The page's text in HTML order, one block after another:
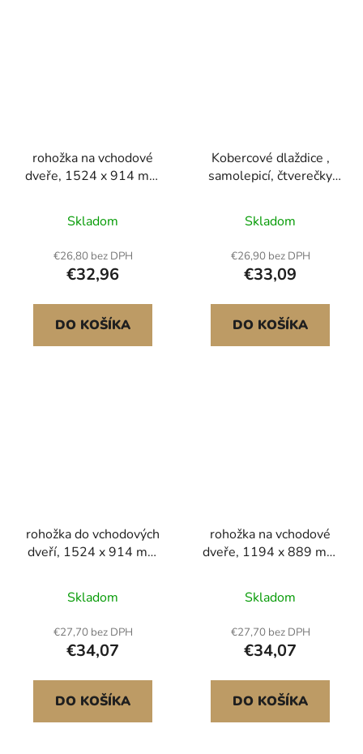
rohožka na vchodové
dveře, 1524 x 914 mm
rohož pro vnitřní i
venkovní použití,
stylový pruhovaný
průmyslový koberec s
PVC podkladem, odolný
pratelný vstupní
koberec do chodby, na
Skladom
€26,80 bez DPH
€32,96
DO KOŠÍKA
Kobercové dlaždice ,
samolepicí, čtverečky
polstrované kobercové
dlaždice, snadná
instalace DIY do ložnice,
obývacího pokoje,
interiéru, exteriéru (10
dlaždic, tmavě hnědé)
Skladom
€26,90 bez DPH
€33,09
DO KOŠÍKA
rohožka do vchodových
dveří, 1524 x 914 mm
vnitřní i venkovní
použití, průmyslový
vstupní koberec s PVC
podkladem, odolný
pratelný vstupní
koberec do chodby,
kuchyně, balkonu,
garáže, šedá
Skladom
€27,70 bez DPH
€34,07
DO KOŠÍKA
rohožka na vchodové
dveře, 1194 x 889 mm
rohož pro vnitřní i
venkovní použití,
moderní stylový
koberec s TPE
podkladem, odolný
pratelný průmyslový
koberec do chodby, na
balkon, do garáže,
Skladom
€27,70 bez DPH
€34,07
DO KOŠÍKA